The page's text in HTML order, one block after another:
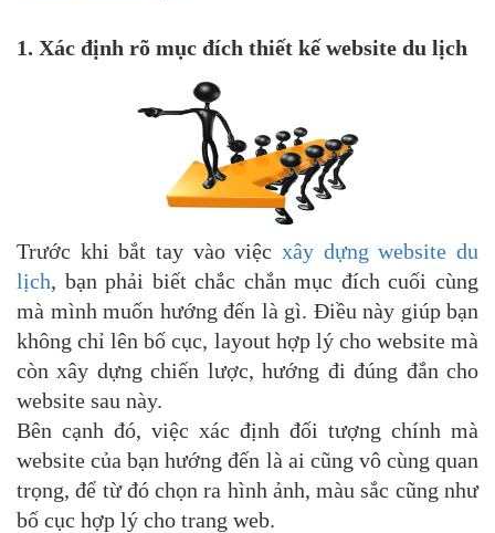
1. Xác định rõ mục đích thiết kế website du lịch
Trước khi bắt tay vào việc xây dựng website du
lịch, bạn phải biết chắc chắn mục đích cuối cùng
mà mình muốn hướng đến là gì. Điều này giúp bạn
không chỉ lên bố cục, layout hợp lý cho website mà
còn xây dựng chiến lược, hướng đi đúng đắn cho
website sau này.
Bên cạnh đó, việc xác định đối tượng chính mà
website của bạn hướng đến là ai cũng vô cùng quan
trọng, để từ đó chọn ra hình ảnh, màu sắc cũng như
bố cục hợp lý cho trang web.